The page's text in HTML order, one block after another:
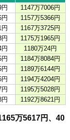
1147万7006円
1157万5366円
1167万3725円
1175万1965円
1180万24円
1184万8084円
1189万6144円
1194万4204円
1195万5028円
1192万8621円
万5617円、40